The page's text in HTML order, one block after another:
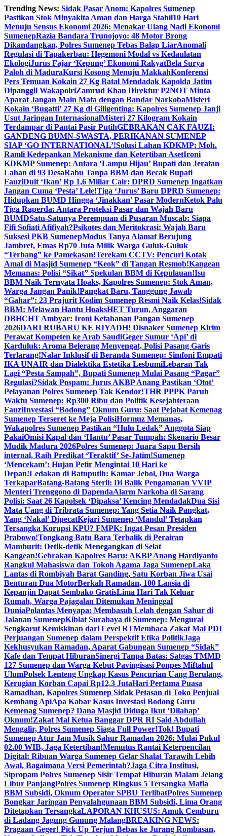
Skip
to
content
Trending News: Sidak Pasar Anom: Kapolres Sumenep
Pastikan Stok Minyakita Aman dan Harga Stabil10 Hari
Menuju Sensus Ekonomi 2026: Menakar Ulang Nadi Ekonomi
SumenepRazia Bandara Trunojoyo: 48 Motor Brong
Dikandangkan, Polres Sumenep Tebas Balap LiarAnomali
Regulasi di Tapakerbau: Hegemoni Modal vs Kedaulatan
EkologiJurus Fajar ‘Kepung’ Ekonomi RakyatBela Surya
Paloh di MaduraKursi Kosong Menuju MakkahKonferensi
Pers Temuan Kokain 27 Kg Batal Mendadak Kapolda Jatim
Dipanggil WakapolriZamrud Khan Direktur P2NOT Minta
Aparat Jangan Main Mata dengan Bandar NarkobaMisteri
Kokain ‘Bugatti’ 27 Kg di Giligenting: Kapolres Sumenep Janji
Usut Jaringan InternasionalMisteri 27 Kilogram Kokain
Terdampar di Pantai Pasir PutihGEBRAKAN CAK FAUZI:
GANDENG BUMN-SWASTA, PERIKANAN SUMENEP
SIAP ‘GO INTERNATIONAL’!Solusi Lahan KDKMP: Moh.
Ramli Kedepankan Mekanisme dan Ketertiban AsetIroni
KDKMP Sumenep: Antara ‘Lampu Hijau’ Bupati dan Jeratan
Lahan di 93 DesaRabu Tanpa BBM dan Becak Bupati
FauziDuit ‘Ikan’ Rp 1,6 Miliar Cair: DPRD Sumenep Ingatkan
Jangan Cuma ‘Pesta’ Lele!Tiga ‘Jurus’ Baru DPRD Sumenep:
Hidupkan BUMD Hingga ‘Jinakkan’ Pasar ModernKetok Palu
Tiga Raperda: Antara Proteksi Pasar dan Wajah Baru
BUMDSatu-Satunya Perempuan di Pusaran Muscab: Siapa
Fifi Sofiati Afifiyah?Psikotes dan Meritokrasi: Wajah Baru
Suksesi PKB SumenepModus Tanya Alamat Berujung
Jambret, Emas Rp70 Juta Milik Warga Guluk-Guluk
“Terbang” ke Pamekasan!Terekam CCTV: Pencuri Kotak
Amal di Masjid Sumenep “Keok” di Tangan Resmob!Kangean
Memanas: Polisi “Sikat” Spekulan BBM di Kepulauan!Isu
BBM Naik Ternyata Hoaks, Kapolres Sumenep: Stok Aman,
Warga Jangan Panik!Pangkat Baru, Tanggung Jawab
“Gahar”: 23 Prajurit Kodim Sumenep Resmi Naik Kelas!Sidak
BBM: Melawan Hantu HoaksHET Turun, Anggaran
DBHCHT Ambyar: Ironi Ketahanan Pangan Sumenep
2026DARI RUBARU KE RIYADH! Disnaker Sumenep Kirim
Perawat Kompeten ke Arab SaudiGeger Sumur ‘Api’ di
Karduluk: Aroma Belerang Menyengat, Polisi Pasang Garis
Terlarang!Nalar Inklusif di Beranda Sumenep: Simfoni Empati
IKA UNAIR dan Dialektika Estetika LesbumiLebaran Tak
Lagi “Pesta Sampah”, Bupati Sumenep Mulai Pasang “Pagar”
Regulasi?Sidak Pospam: Jurus AKBP Anang Pastikan ‘Otot’
Pelayanan Polres Sumenep Tak Kendor!THR PPPK Paruh
Waktu Sumenep: Rp300 Ribu dan Politik Kesejahteraan
FauziInvestasi “Bodong” Oknum Guru: Saat Pejabat Kemenag
Sumenep Terseret ke Meja PolisiHormuz Memanas,
Wakapolres Sumenep Pastikan “Hulu Ledak” Anggota Siap
PakaiOmisi Kapal dan ‘Hantu’ Pasar Tumpah: Skenario Besar
Mudik Madura 2026Polres Sumenep: Juara Sapu Bersih
internal, Raih Predikat ‘Teraktif’ Se-Jatim!Sumenep
‘Mencekam’: Hujan Petir Mengintai 10 Hari ke
Depan!Ledakan di Batuputih: Kamar Jebol, Dua Warga
TerkaparBatang-Batang Steril: Di Balik Pengamanan VVIP
Menteri Trenggono di DapendaAlarm Narkoba di Sarang
Polisi: Saat 26 Kapolsek ‘Dipaksa’ Kencing MendadakDua Sisi
Mata Uang di Tribrata Sumenep: Yang Setia Naik Pangkat,
Yang ‘Nakal’ DipecatKejari Sumenep ‘Mandul’ Tetapkan
Tersangka Korupsi KPU? FMPK: Ingat Pesan Presiden
Prabowo!Tongkang Batu Bara Terbalik di Perairan
Mamburit: Detik-detik Menegangkan di Selat
Kangean!Gebrakan Kapolres Baru: AKBP Anang Hardiyanto
Rangkul Mahasiswa dan Tokoh Agama Jaga SumenepLaka
Lantas di Rombiyah Barat Ganding, Satu Korban Jiwa Usai
Benturan Dua MotorBerkah Ramadan, 100 Lansia di
Kepanjin Dapat Sembako GratisLima Hari Tak Keluar
Rumah, Warga Pajagalan Ditemukan Meninggal
DuniaPolantas Menyapa: Membasuh Lelah dengan Sahur di
Jalanan SumenepKiblat Surabaya di Sumenep: Mengurai
Sengkarut Kemiskinan dari Level RTMembaca Zakat Mal PDI
Perjuangan Sumenep dalam Perspektif Etika PolitikJaga
Kekhusyukan Ramadan, Aparat Gabungan Sumenep “Sidak”
Kafe dan Tempat HiburanSinergi Tanpa Batas: Satgas TMMD
127 Sumenep dan Warga Kebut Pavingisasi Ponpes Miftahul
UlumPolsek Lenteng Ungkap Kasus Pencurian Uang Berulang,
Kerugian Korban Capai Rp12,3 JutaHari Pertama Puasa
Ramadhan, Kapolres Sumenep Sidak Petasan di Toko Penjual
Kembang ApiApa Kabar Kasus Investasi Bodong Guru
Kemenag Sumenep? Dana Masjid Diduga Ikut ‘Dilahap’
Oknum!Zakat Mal Ketua Banggar DPR RI Said Abdullah
Mengalir, Polres Sumenep Siaga Full Power!Tok! Bupati
Sumenep Atur Jam Musik Sahur Ramadan 2026: Mulai Pukul
02.00 WIB, Jaga Ketertiban!Memutus Rantai Keterpencilan
Digital: Ribuan Warga Sumenep Gelar Shalat Tarawih Lebih
Awal, Bagaimana Versi Pemerintah?Jaga Citra Institusi,
Sipropam Polres Sumenep Sisir Tempat Hiburan Malam Jelang
Libur PanjangPolres Sumenep Ringkus 5 Tersangka Mafia
BBM Subsidi, Oknum Operator SPBU TerlibatPolres Sumenep
Bongkar Jaringan Penyalahgunaan BBM Subsidi, Lima Orang
Ditetapkan TersangkaLAPORAN KHUSUS: Amuk Cemburu
di Ladang Jagung Gunung MalangBREAKING NEWS:
Pragaan Geger! Pick Up Terjun Bebas ke Jurang Rombasan,